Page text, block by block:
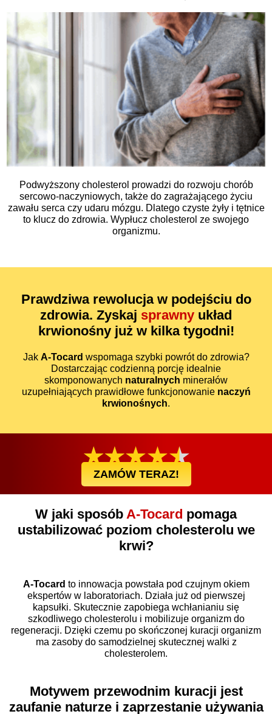
Podwyższony cholesterol prowadzi do rozwoju chorób
sercowo-naczyniowych, także do zagrażającego życiu
zawału serca czy udaru mózgu. Dlatego czyste żyły i tętnice
to klucz do zdrowia. Wypłucz cholesterol ze swojego
organizmu.
Prawdziwa rewolucjaw podejściu do
zdrowia. Zyskaj sprawny układ
krwionośny już w kilka tygodni!
Jak A-Tocard wspomaga szybki powrót do zdrowia?
Dostarczając codzienną porcję idealnie
skomponowanych naturalnych minerałów
uzupełniających prawidłowe funkcjonowanie naczyń
krwionośnych.
ZAMÓW TERAZ!
W jaki sposób A-Tocard pomaga
ustabilizować poziom cholesterolu we
krwi?
A-Tocard to innowacja powstała pod czujnym okiem
ekspertów w laboratoriach. Działa już od pierwszej
kapsułki. Skutecznie zapobiega wchłanianiu się
szkodliwego cholesterolu i mobilizuje organizm do
regeneracji. Dzięki czemu po skończonej kuracji organizm
ma zasoby do samodzielnej skutecznej walki z
cholesterolem.
Motywem przewodnim kuracji jest
zaufanie naturzei zaprzestanie używania